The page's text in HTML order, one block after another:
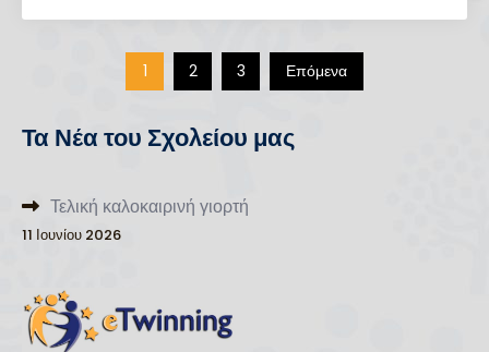
Σελιδοποίηση
άρθρων
1 2 3 Επόμενα
Τα Νέα του Σχολείου μας
Τελική καλοκαιρινή γιορτή
11 Ιουνίου 2026